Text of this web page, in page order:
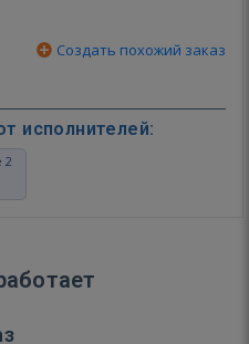
Создать похожий заказ
исполнителей:
2